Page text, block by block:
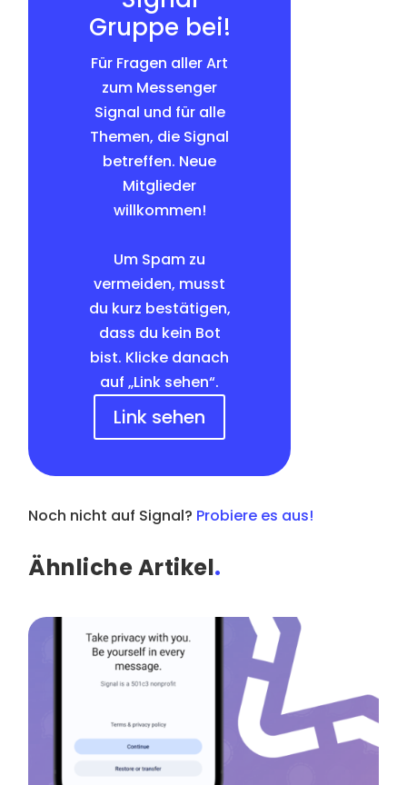
Gruppe bei!
Für Fragen aller Art
zum Messenger
Signal und für alle
Themen, die Signal
betreffen. Neue
Mitglieder
willkommen!
Um Spam zu
vermeiden, musst
du kurz bestätigen,
dass du kein Bot
bist. Klicke danach
auf „Link sehen“.
Link sehen
Noch nicht auf Signal? Probiere es aus!
Ähnliche Artikel.